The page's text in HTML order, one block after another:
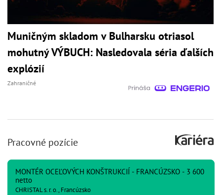
Muničným skladom v Bulharsku otriasol
mohutný VÝBUCH: Nasledovala séria ďalších
explózií
Zahraničné
Pracovné pozície
MONTÉR OCEĽOVÝCH KONŠTRUKCIÍ - FRANCÚZSKO - 3 600
netto
CHRISTAL s. r. o., Francúzsko